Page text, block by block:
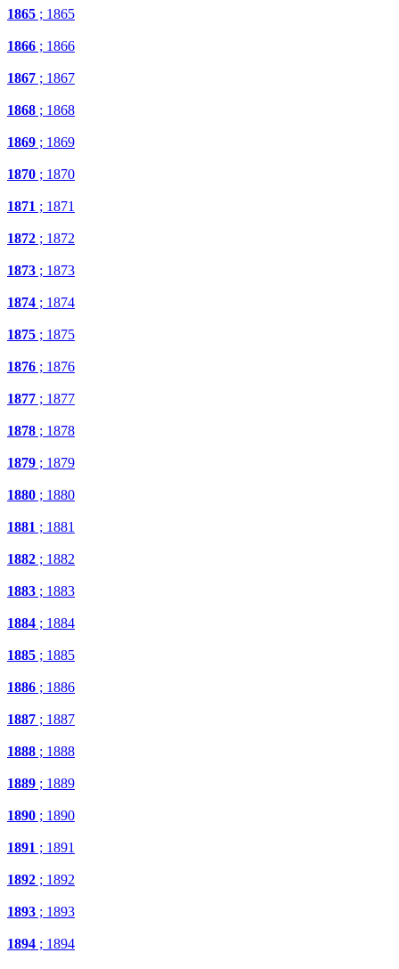
1865 ; 1865
1866 ; 1866
1867 ; 1867
1868 ; 1868
1869 ; 1869
1870 ; 1870
1871 ; 1871
1872 ; 1872
1873 ; 1873
1874 ; 1874
1875 ; 1875
1876 ; 1876
1877 ; 1877
1878 ; 1878
1879 ; 1879
1880 ; 1880
1881 ; 1881
1882 ; 1882
1883 ; 1883
1884 ; 1884
1885 ; 1885
1886 ; 1886
1887 ; 1887
1888 ; 1888
1889 ; 1889
1890 ; 1890
1891 ; 1891
1892 ; 1892
1893 ; 1893
1894 ; 1894